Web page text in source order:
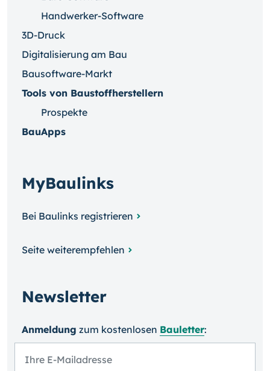
Handwerker-Software
3D-Druck
Digitalisierung am Bau
Bausoftware-Markt
Tools von Baustoffherstellern
Prospekte
BauApps
MyBaulinks
Bei Baulinks registrieren
Seite weiterempfehlen
Newsletter
Anmeldung zum kosten­losen Bauletter: